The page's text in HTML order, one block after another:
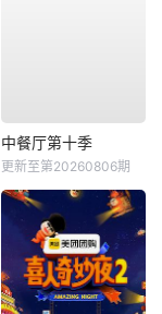
中餐厅第十季
更新至第20260806期